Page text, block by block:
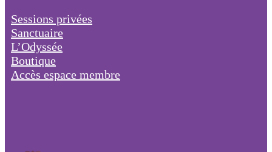
Sessions privées
Sanctuaire
L’Odyssée
Boutique
Accès espace membre